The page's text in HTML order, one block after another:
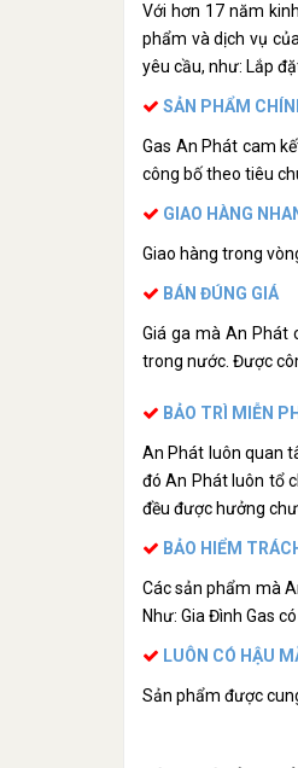
Với hơn 17 năm
phẩm và dịch vụ
yêu cầu, như: Lắp
SẢN PHẨM
Gas An Phát cam
công bố theo tiêu
GIAO HÀNG
Giao hàng trong
BÁN ĐÚNG GIÁ
Giá ga mà An Phát
trong nước. Được
BẢO TRÌ MIỄN PHÍ
An Phát luôn quan
đó An Phát luôn tổ
đều được hưởng
BẢO HIỂM
Các sản phẩm mà
Như: Gia Đình Gas
LUÔN CÓ HẬU
Sản phẩm được